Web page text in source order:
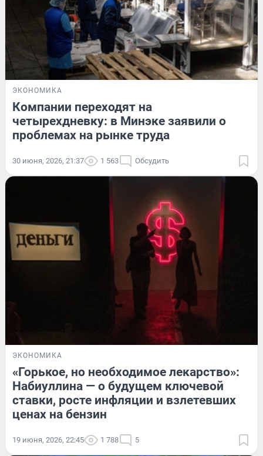
ЭКОНОМИКА
Компании переходят на
четырехдневку: в Минэке заявили о
проблемах на рынке труда
30 июня, 2026, 21:37 1 563 Обсудить
ЭКОНОМИКА
«Горькое, но необходимое лекарство»:
Набиуллина — о будущем ключевой
ставки, росте инфляции и взлетевших
ценах на бензин
19 июня, 2026, 22:45 1 788 5